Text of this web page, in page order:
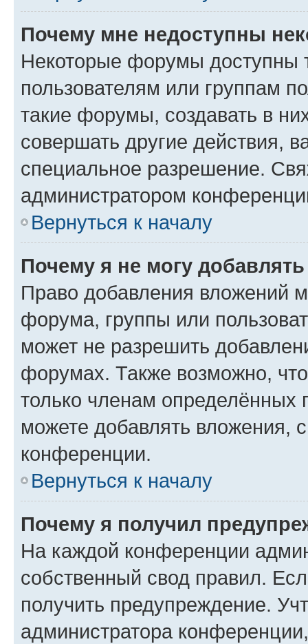
Почему мне недоступны
Некоторые форумы доступны
пользователям или группам
такие форумы, создавать в
совершать другие действия,
специальное разрешение.
администратором
Вернуться к началу
Почему я не могу
Право добавления вложений
форума, группы или
может не разрешить
форумах. Также возможно,
только членам определённых
можете добавлять вложения,
конференции.
Вернуться к началу
Почему я получил
На каждой конференции
собственный свод правил.
получить предупреждение.
администратора